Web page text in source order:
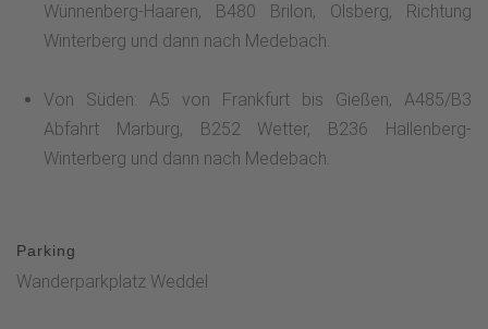
Wünnenberg-Haaren, B480 Brilon, Olsberg, Richtung
Winterberg und dann nach Medebach.
Von Süden: A5 von Frankfurt bis Gießen, A485/B3
Abfahrt Marburg, B252 Wetter, B236 Hallenberg-
Winterberg und dann nach Medebach.
Parking
Wanderparkplatz Weddel